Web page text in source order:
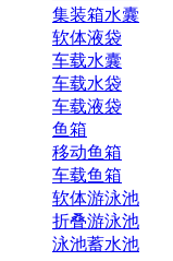
集装箱水囊
软体液袋
车载水囊
车载水袋
车载液袋
鱼箱
移动鱼箱
车载鱼箱
软体游泳池
折叠游泳池
泳池蓄水池